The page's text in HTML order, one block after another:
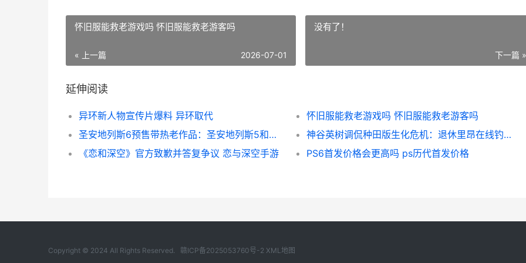
怀旧服能救老游戏吗 怀旧服能救老游客吗
« 上一篇 2026-07-01
没有了！
下一篇 »
延伸阅读
异环新人物宣传片爆料 异环取代
怀旧服能救老游戏吗 怀旧服能救老游客吗
圣安地列斯6预售带热老作品：圣安地列斯5和荒野大镖客2玩家数同步回升 圣安地列斯6.0
神谷英树调侃种田版生化危机：退休里昂在线钓鱼真能做 神谷英树和宫崎英高
《恋和深空》官方致歉并答复争议 恋与深空手游
PS6首发价格会更高吗 ps历代首发价格
Copyright © 2024 All Rights Reserved. 赣ICP备2025053760号-2 XML地图